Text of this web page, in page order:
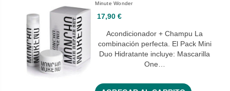
Minute Wonder
17,90 €
Acondicionador + Champu La
combinación perfecta. El Pack Mini
Duo Hidratante incluye: Mascarilla
One…